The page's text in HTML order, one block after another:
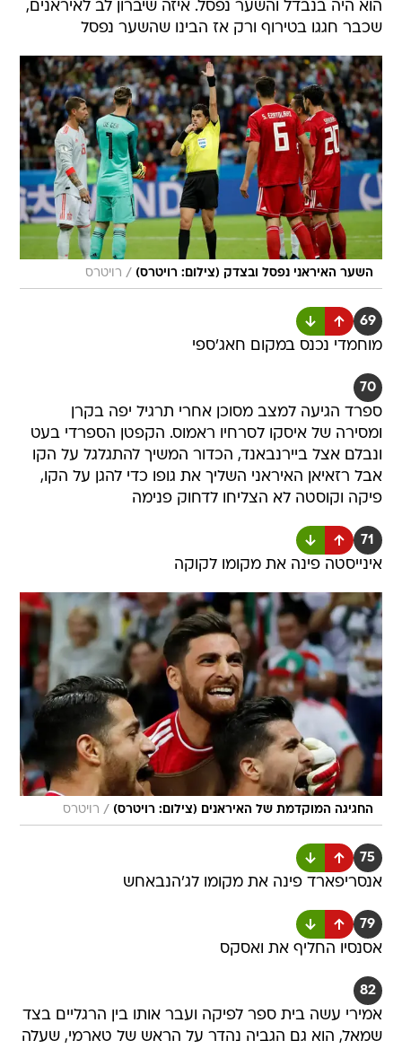
הוא היה בנבדל והשער נפסל. איזה שיברון לב לאיראנים,
שכבר חגגו בטירוף ורק אז הבינו שהשער נפסל
השער האיראני נפסל ובצדק (צילום: רויטרס) / רויטרס
69
מוחמדי נכנס במקום חאג'ספי
70
ספרד הגיעה למצב מסוכן אחרי תרגיל יפה בקרן
ומסירה של איסקו לסרחיו ראמוס. הקפטן הספרדי בעט
ונבלם אצל ביירנבאנד, הכדור המשיך להתגלגל על הקו
אבל רזאיאן האיראני השליך את גופו כדי להגן על הקו,
פיקה וקוסטה לא הצליחו לדחוק פנימה
71
אינייסטה פינה את מקומו לקוקה
החגיגה המוקדמת של האיראנים (צילום: רויטרס) / רויטרס
75
אנסריפארד פינה את מקומו לג'הנבאחש
79
אסנסיו החליף את ואסקס
82
אמירי עשה בית ספר לפיקה ועבר אותו בין הרגליים בצד
שמאל, הוא גם הגביה נהדר על הראש של טארמי, שעלה